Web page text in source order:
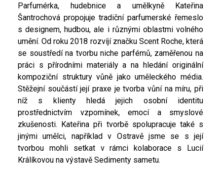
Parfumérka, hudebnice a umělkyně Kateřina
Šantrochová propojuje tradiční parfumerské řemeslo
s designem, hudbou, ale i různými oblastmi volného
umění. Od roku 2018 rozvíjí značku Scent Roche, která
se soustředí na tvorbu niche parfémů, zaměřenou na
práci s přírodními materiály a na hledání originální
kompoziční struktury vůně jako uměleckého média.
Stěžejní součástí její praxe je tvorba vůní na míru, při
níž s klienty hledá jejich osobní identitu
prostřednictvím vzpomínek, emocí a smyslové
zkušenosti. Kateřina při tvorbě spolupracuje také s
jinými umělci, například v Ostravě jsme se s její
tvorbou mohli setkat v rámci kolaborace s Lucií
Králíkovou na výstavě Sedimenty sametu.